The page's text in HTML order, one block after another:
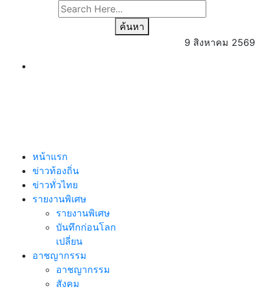
ค้นหา
9 สิงหาคม 2569
หน้าแรก
ข่าวท้องถิ่น
ข่าวทั่วไทย
รายงานพิเศษ
รายงานพิเศษ
บันทึกก่อนโลก
เปลี่ยน
อาชญากรรม
อาชญากรรม
สังคม